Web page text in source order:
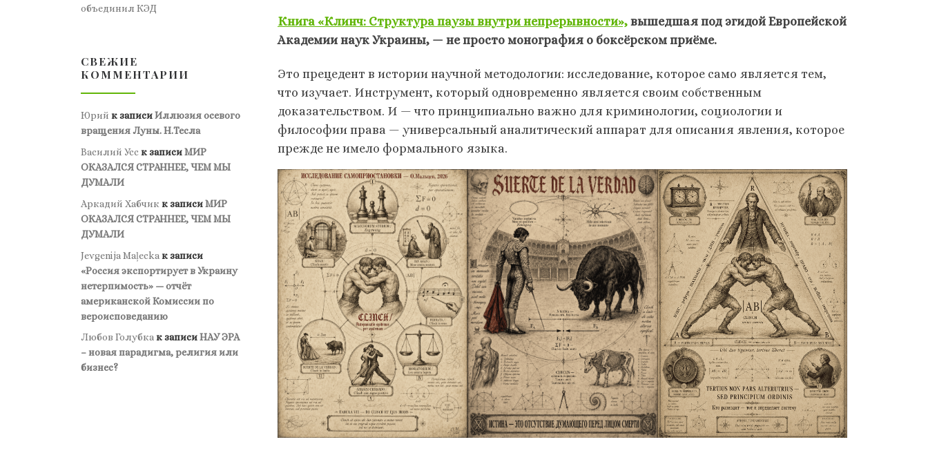
Книга «Клинч: Структура паузы внутри непрерывности», вышедшая под эгидой Европейской
Академии наук Украины, — не просто монография о боксёрском приёме.
Это прецедент в истории научной методологии: исследование, которое само является тем,
что изучает. Инструмент, который одновременно является своим собственным
доказательством. И — что принципиально важно для криминологии, социологии и
философии права — универсальный аналитический аппарат для описания явления, которое
прежде не имело формального языка.
объединил КЭД
СВЕЖИЕ
КОММЕНТАРИИ
Юрий к записиИллюзия осевого
вращения Луны. Н.Тесла
Василий Усс к записиМИР
ОКАЗАЛСЯ СТРАННЕЕ, ЧЕМ МЫ
ДУМАЛИ
Аркадий Хабчик к записиМИР
ОКАЗАЛСЯ СТРАННЕЕ, ЧЕМ МЫ
ДУМАЛИ
Jevgenija Maļecka к записи
«Россия экспортирует в Украину
нетерпимость» — отчёт
американской Комиссии по
вероисповеданию
Любов Голубкак записиНАУ ЭРА
– новая парадигма, религия или
бизнес?